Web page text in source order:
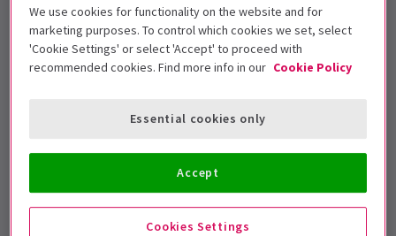
Standard Group
Primary & Secondary School rate
Accelerator Rate
We use cookies for functionality on the website and for
marketing purposes. To control which cookies we set, select
'Cookie Settings' or select 'Accept' to proceed with
recommended cookies. Find more info in our Cookie Policy
Cookies Settings
Essential cookies only
Accept